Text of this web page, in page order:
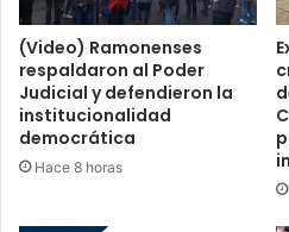
(Video) Ramonenses
respaldaron al Poder
Judicial y defendieron la
institucionalidad
democrática
Hace 8 horas